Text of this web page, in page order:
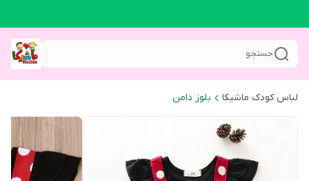
جستجو
لباس کودک ماشیکا بلوز دامن